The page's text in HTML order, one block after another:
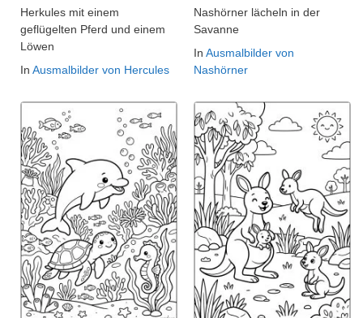
Herkules mit einem
geflügelten Pferd und einem
Löwen
In Ausmalbilder von Hercules
Nashörner lächeln in der
Savanne
In Ausmalbilder von
Nashörner